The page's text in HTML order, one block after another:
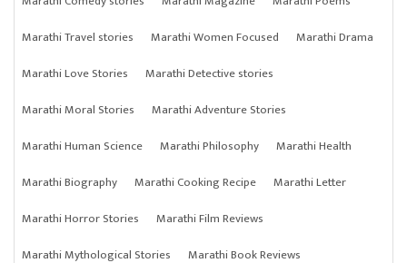
Marathi Travel stories
Marathi Women Focused
Marathi Drama
Marathi Love Stories
Marathi Detective stories
Marathi Moral Stories
Marathi Adventure Stories
Marathi Human Science
Marathi Philosophy
Marathi Health
Marathi Biography
Marathi Cooking Recipe
Marathi Letter
Marathi Horror Stories
Marathi Film Reviews
Marathi Mythological Stories
Marathi Book Reviews